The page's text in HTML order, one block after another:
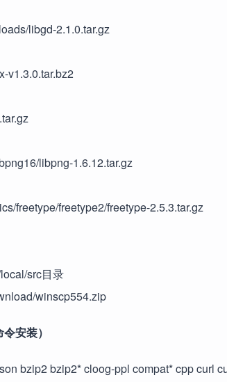
libgd-2.1.0.tar.gz
v1.3.0.tar.bz2
libpng-1.6.12.tar.gz
freetype/freetype2/freetype-2.5.3.tar.gz
src目录
winscp554.zip
安装）
bzip2 bzip2* cloog-ppl compat* cpp curl